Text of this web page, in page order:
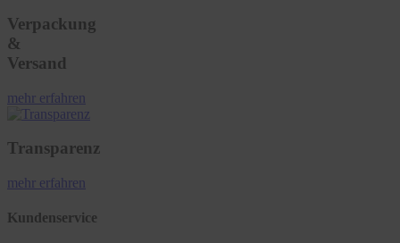
Verpackung
&
Versand
mehr erfahren
Transparenz
mehr erfahren
Kundenservice